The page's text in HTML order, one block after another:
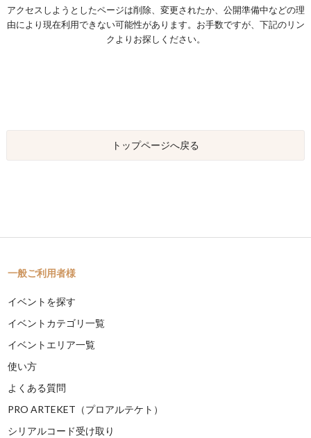
アクセスしようとしたページは削除、変更されたか、公開準備中などの理
由により現在利用できない可能性があります。お手数ですが、下記のリン
クよりお探しください。
トップページへ戻る
一般ご利用者様
イベントを探す
イベントカテゴリ一覧
イベントエリア一覧
使い方
よくある質問
PRO ARTEKET（プロアルテケト）
シリアルコード受け取り